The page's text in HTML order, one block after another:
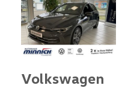
Volkswagen